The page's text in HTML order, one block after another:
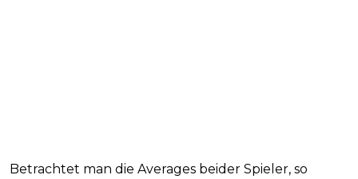
Betrachtet man die Averages beider Spieler, so